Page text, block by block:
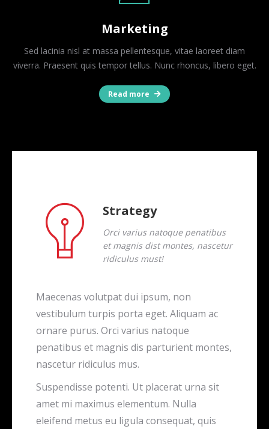
Marketing
Sed lacinia nisl at massa pellentesque, vitae laoreet diam
viverra. Praesent quis tempor tellus. Nunc rhoncus, libero eget.
Read more
Strategy
Orci varius natoque penatibus
et magnis dist montes, nascetur
ridiculus must!
Maecenas volutpat dui ipsum, non
vestibulum turpis porta eget. Aliquam ac
ornare purus. Orci varius natoque
penatibus et magnis dis parturient montes,
nascetur ridiculus mus.
Suspendisse potenti. Ut placerat urna sit
amet mi maximus elementum. Nulla
eleifend metus eu ligula consequat, quis